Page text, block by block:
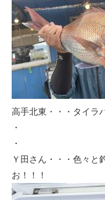
高手北東・・・タイラ
・
・
Ｙ田さん・・・色々と
お！！！